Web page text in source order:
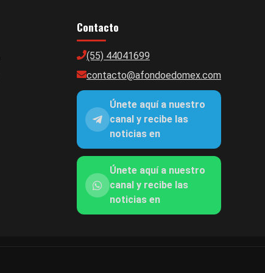
Contacto
(55) 44041699
contacto@afondoedomex.com
Únete aquí a nuestro
canal y recibe las
noticias en
Únete aquí a nuestro
canal y recibe las
noticias en